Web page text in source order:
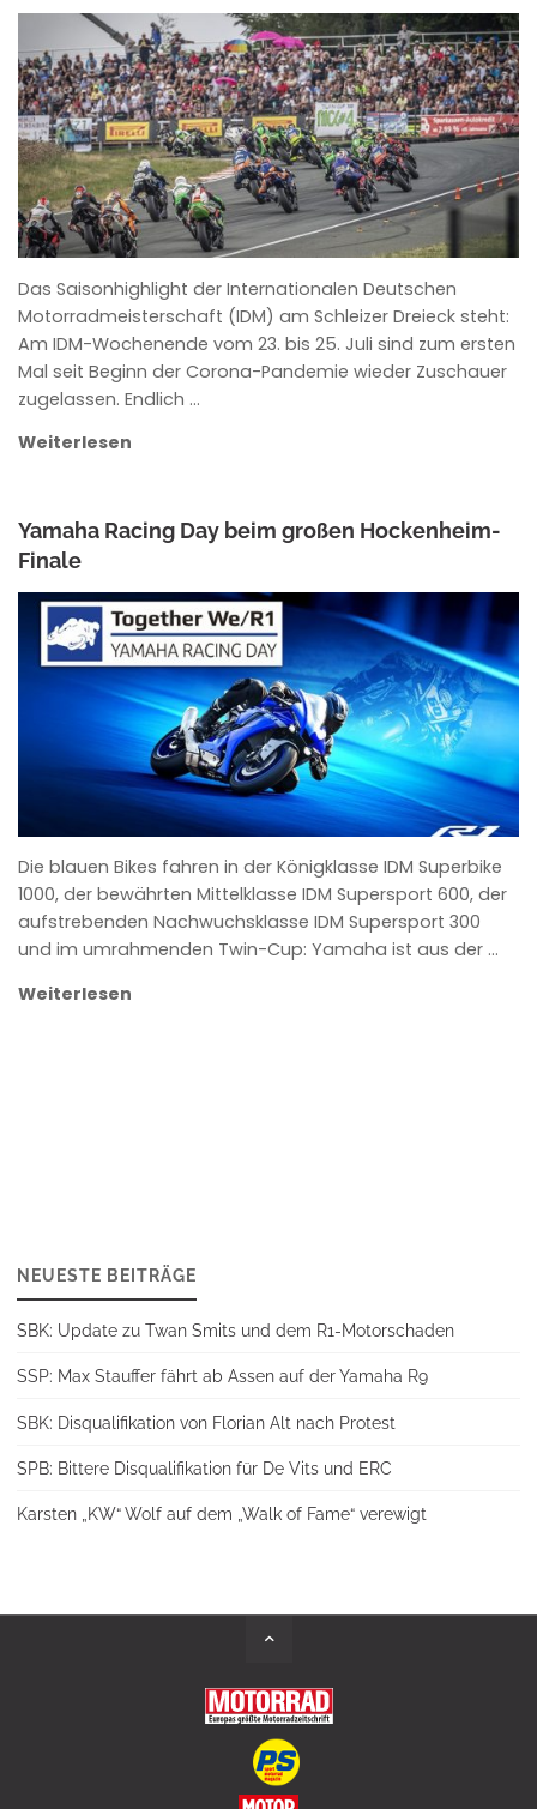
ANKE WIECZOREK
Das Saisonhighlight der Internationalen Deutschen
Motorradmeisterschaft (IDM) am Schleizer Dreieck steht:
Am IDM-Wochenende vom 23. bis 25. Juli sind zum ersten
Mal seit Beginn der Corona-Pandemie wieder Zuschauer
zugelassen. Endlich …
Weiterlesen
Yamaha Racing Day beim großen Hockenheim-
Finale
ANKE WIECZOREK
Die blauen Bikes fahren in der Königklasse IDM Superbike
1000, der bewährten Mittelklasse IDM Supersport 600, der
aufstrebenden Nachwuchsklasse IDM Supersport 300
und im umrahmenden Twin-Cup: Yamaha ist aus der …
Weiterlesen
NEUESTE BEITRÄGE
SBK: Update zu Twan Smits und dem R1-Motorschaden
SSP: Max Stauffer fährt ab Assen auf der Yamaha R9
SBK: Disqualifikation von Florian Alt nach Protest
SPB: Bittere Disqualifikation für De Vits und ERC
Karsten „KW“ Wolf auf dem „Walk of Fame“ verewigt
Back